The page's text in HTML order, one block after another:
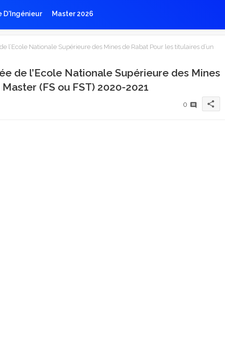
D'Ingénieur Master 2026
l’Ecole Nationale Supérieure des Mines de Rabat Pour les titulaires d’un
de l’Ecole Nationale Supérieure des Mines
(FS ou FST) 2020-2021
0 share